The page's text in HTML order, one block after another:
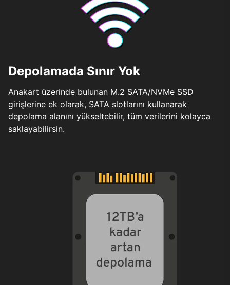
Depolamada Sınır Yok
Anakart üzerinde bulunan M.2 SATA/NVMe SSD
girişlerine ek olarak, SATA slotlarını kullanarak
depolama alanını yükseltebilir, tüm verilerini kolayca
saklayabilirsin.